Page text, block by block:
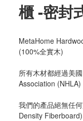
櫃 -密封
MetaHome
(100%全實木)
所有木材都經過美
Association
我們的產品絕無任
Density